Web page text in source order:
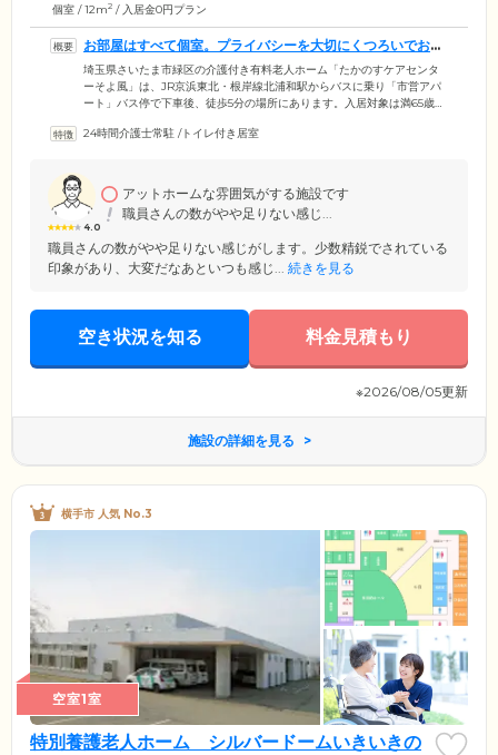
個室 / 12m2 / 入居金0円プラン
お部屋はすべて個室。プライバシーを大切にくつろいでお過
ごしいただけます
埼玉県さいたま市緑区の介護付き有料老人ホーム「たかのすケアセンタ
ーそよ風」は、JR京浜東北・根岸線北浦和駅からバスに乗り「市営アパ
ート」バス停で下車後、徒歩5分の場所にあります。入居対象は満65歳以
の認定を受けている方。インスリン投与や胃ろう、透析、ストーマなど
洗面台、エアコンがついております。プライベートな時間を大切に、ゆ
ったりくつろいでお過ごしください。
24時間介護士常駐 /トイレ付き居室
4.0
アットホームな雰囲気がする施設です
職員さんの数がやや足りない感じ...
職員さんの数がやや足りない感じがします。少数精鋭でされている
印象があり、大変だなあといつも感じ... 続きを見る
空き状況を知る 料金見積もり
※2026/08/05更新
施設の詳細を見る
横手市 人気 No.3
空室1室
特別養護老人ホーム シルバードームいきいきの